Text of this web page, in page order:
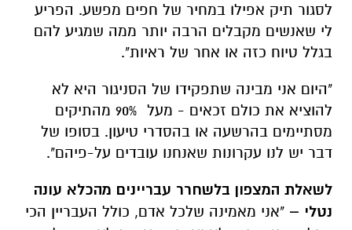
לסגור תיק אפילו במחיר של חפים מפשע. הפריע
לי שאנשים מקבלים הרבה יותר ממה שמגיע להם
בגלל טיוח כזה או אחר של ראיות".
"היום אני מבינה שתפקידו של הסניגור היא לא
להוציא את כולם זכאים - מעל 90% מהתיקים
מסתיימים בהרשעה או בהסדרי טיעון. בסופו של
דבר יש לנו עקרונות שאנחנו עובדים על-פיהם".
לשאלת המצפון בלשחרר עבריינים מהכלא עונה
נטלי – "אני מאמינה שלכל אדם, כולל העבריין הכי